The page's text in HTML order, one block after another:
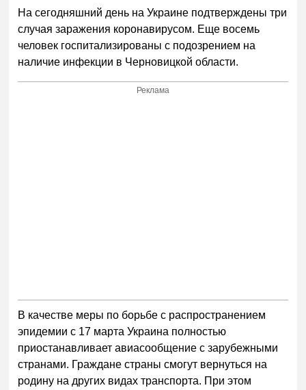
На сегодняшний день на Украине подтверждены три
случая заражения коронавирусом. Еще восемь
человек госпитализированы с подозрением на
наличие инфекции в Черновицкой области.
Реклама
В качестве меры по борьбе с распространением
эпидемии с 17 марта Украина полностью
приостанавливает авиасообщение с зарубежными
странами. Граждане страны смогут вернуться на
родину на других видах транспорта. При этом